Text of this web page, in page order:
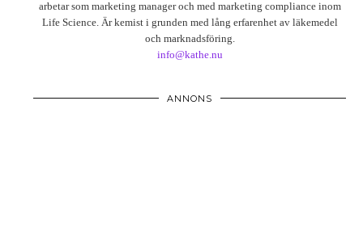
arbetar som marketing manager och med marketing compliance inom
Life Science. Är kemist i grunden med lång erfarenhet av läkemedel
och marknadsföring.
info@kathe.nu
ANNONS